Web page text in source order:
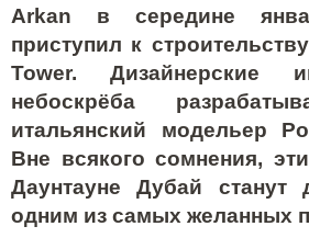
Arkan в середине
приступил к
Tower. Дизайнерские
небоскрёба
итальянский модельер
Вне всякого сомнения,
Даунтауне Дубай станут
одним из самых желанных